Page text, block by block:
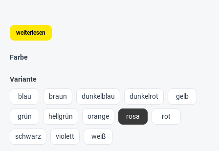
weiterlesen
Farbe
Variante
blau braun dunkelblau dunkelrot gelb
grün hellgrün orange rosa rot
schwarz violett weiß